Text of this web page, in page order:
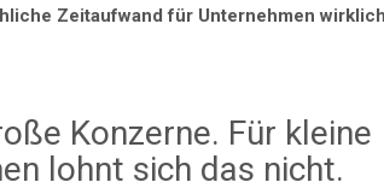
Zeitaufwand für Unternehmen
Konzerne. Für kleine
lohnt sich das nicht.